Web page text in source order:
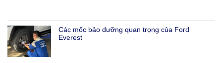
Các mốc bảo dưỡng quan trọng của Ford
Everest